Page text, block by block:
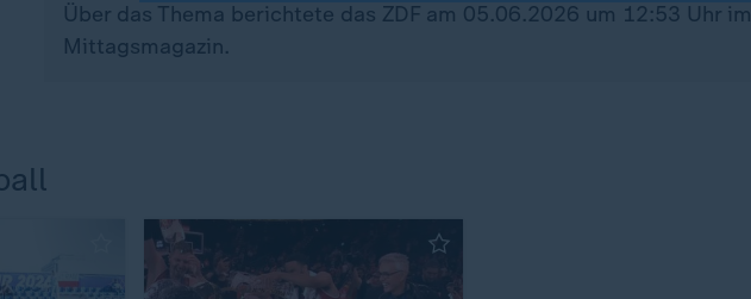
Über das Thema berichtete das ZDF am 05.06.2026 um 12:53 Uhr im
Mittagsmagazin.